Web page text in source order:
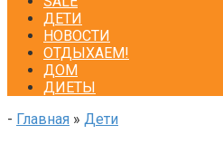
ДЕТИ
НОВОСТИ
ОТДЫХАЕМ!
ДОМ
ДИЕТЫ
- Главная » Дети